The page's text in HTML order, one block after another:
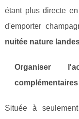
étant plus directe
d'emporter
nuitée nature
Organiser
complémentaires
Située à